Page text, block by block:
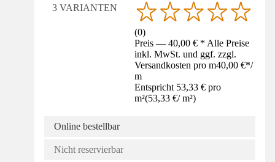
3 VARIANTEN
(0)
Preis — 40,00 € * Alle Preise
inkl. MwSt. und ggf. zzgl.
Versandkosten pro m40,00 €*/
m
Entspricht 53,33 € pro
m²(53,33 €/ m²)
Online bestellbar
Nicht reservierbar